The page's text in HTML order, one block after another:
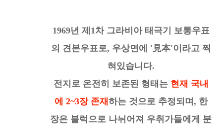
1969년 제1차 그라비아 태극기 보통우표
의 견본우표로, 우상면에 '見本'이라고 찍
혀있습니다.
전지로 온전히 보존된 형태는현재 국내
에 2~3장 존재 하는 것으로 추정되며, 한
장은 블럭으로 나뉘어져 우취가들에게 분